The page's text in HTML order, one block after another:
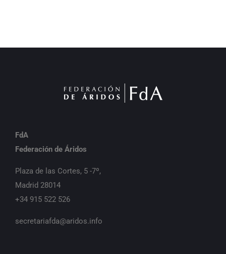
FdA
Federación de Áridos
Plaza de las Cortes, 5 -7º,
Madrid 28014
+34 915 522 526
secretariafda@aridos.info